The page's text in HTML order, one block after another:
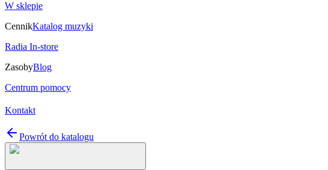
W sklepie
CennikKatalog muzyki
Radia In-store
ZasobyBlog
Centrum pomocy
Kontakt
Powrót do katalogu